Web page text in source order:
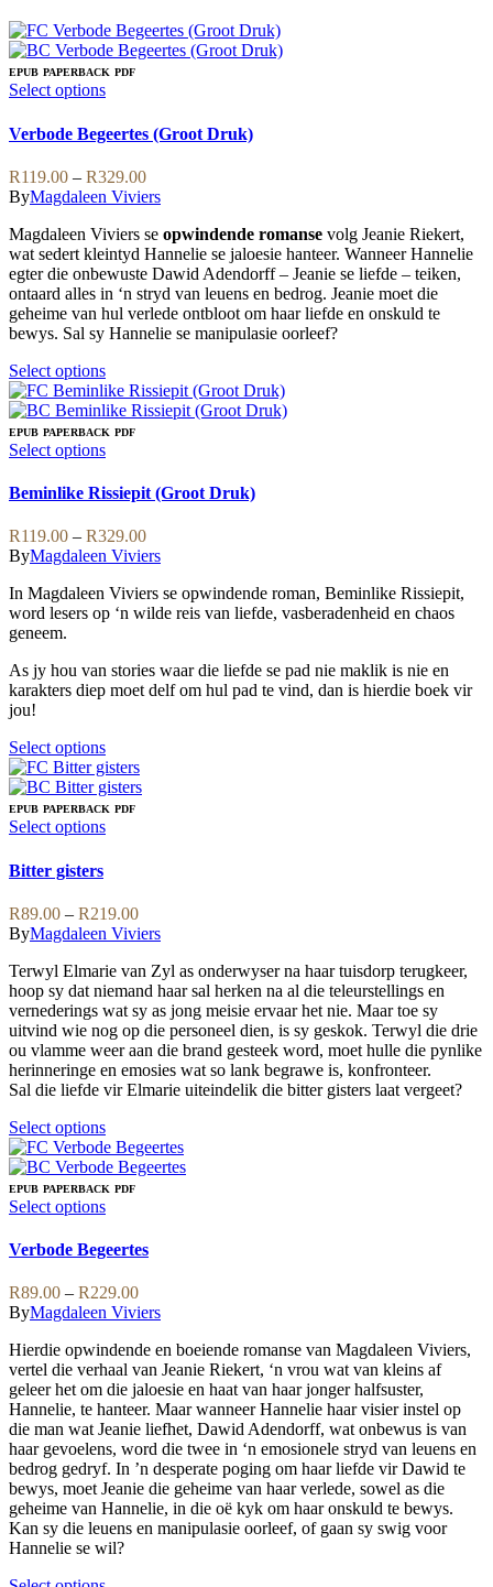
EPUB PAPERBACK PDF
Select optionsThis
has
multiple
variants.
The
options
may
be
chosen
on
the
product
Verbode Begeertes (Groot Druk)
R119.00 – R329.00Price
range:
through
R329.00
ByMagdaleen Viviers
Magdaleen Viviers se opwindende romanse volg Jeanie Riekert,
wat sedert kleintyd Hannelie se jaloesie hanteer. Wanneer Hannelie
egter die onbewuste Dawid Adendorff – Jeanie se liefde – teiken,
ontaard alles in ‘n stryd van leuens en bedrog. Jeanie moet die
geheime van hul verlede ontbloot om haar liefde en onskuld te
bewys. Sal sy Hannelie se manipulasie oorleef?
Select optionsThis
product
has
multiple
variants.
options
may
be
chosen
on
the
product
page
EPUB PAPERBACK PDF
Select optionsThis
has
multiple
variants.
The
options
may
be
chosen
the
product
Beminlike Rissiepit (Groot Druk)
R119.00 – R329.00Price
range:
through
R329.00
ByMagdaleen Viviers
In Magdaleen Viviers se opwindende roman, Beminlike Rissiepit,
word lesers op ‘n wilde reis van liefde, vasberadenheid en chaos
geneem.
As jy hou van stories waar die liefde se pad nie maklik is nie en
karakters diep moet delf om hul pad te vind, dan is hierdie boek vir
jou!
Select optionsThis
product
has
multiple
variants.
be
chosen
on
the
product
page
EPUB PAPERBACK PDF
Select optionsThis
variants.
The
options
may
be
chosen
on
the
product
page
Bitter gisters
R89.00 – R219.00Price
range:
through
R219.00
ByMagdaleen Viviers
Terwyl Elmarie van Zyl as onderwyser na haar tuisdorp terugkeer,
hoop sy dat niemand haar sal herken na al die teleurstellings en
vernederings wat sy as jong meisie ervaar het nie. Maar toe sy
uitvind wie nog op die personeel dien, is sy geskok. Terwyl die drie
ou vlamme weer aan die brand gesteek word, moet hulle die pynlike
herinneringe en emosies wat so lank begrawe is, konfronteer.
Sal die liefde vir Elmarie uiteindelik die bitter gisters laat vergeet?
Select optionsThis
product
has
multiple
variants.
options
be
chosen
on
the
product
page
EPUB PAPERBACK PDF
Select optionsThis
has
variants.
The
options
may
be
chosen
on
the
product
page
Verbode Begeertes
R89.00 – R229.00Price
range:
through
R229.00
ByMagdaleen Viviers
Hierdie opwindende en boeiende romanse van Magdaleen Viviers,
vertel die verhaal van Jeanie Riekert, ‘n vrou wat van kleins af
geleer het om die jaloesie en haat van haar jonger halfsuster,
Hannelie, te hanteer. Maar wanneer Hannelie haar visier instel op
die man wat Jeanie liefhet, Dawid Adendorff, wat onbewus is van
haar gevoelens, word die twee in ‘n emosionele stryd van leuens en
bedrog gedryf. In ’n desperate poging om haar liefde vir Dawid te
bewys, moet Jeanie die geheime van haar verlede, sowel as die
geheime van Hannelie, in die oë kyk om haar onskuld te bewys.
Kan sy die leuens en manipulasie oorleef, of gaan sy swig voor
Hannelie se wil?